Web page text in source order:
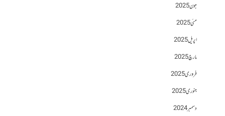
جون 2025
مئی 2025
اپریل 2025
مارچ 2025
فروری 2025
جنوری 2025
دسمبر 2024